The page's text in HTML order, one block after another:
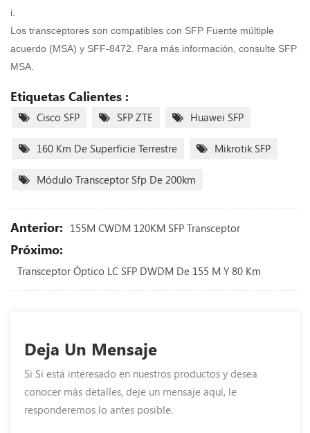
i.
Los transceptores son compatibles con SFP Fuente múltiple
acuerdo (MSA) y SFF-8472. Para más información, consulte SFP
MSA.
Etiquetas Calientes :
Cisco SFP SFP ZTE Huawei SFP
160 Km De Superficie Terrestre Mikrotik SFP
Módulo Transceptor Sfp De 200km
Anterior: 155M CWDM 120KM SFP Transceptor
Próximo:
Transceptor Óptico LC SFP DWDM De 155 M Y 80 Km
Deja Un Mensaje
Si Si está interesado en nuestros productos y desea
conocer más detalles, deje un mensaje aquí, le
responderemos lo antes posible.